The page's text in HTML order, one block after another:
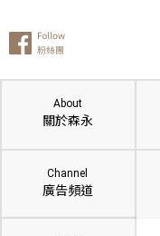
About
關於森永
Channel
廣告頻道